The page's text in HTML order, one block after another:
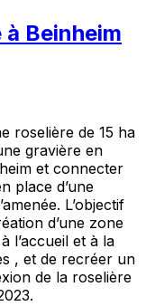
Beinheim
roselière de 15 ha
gravière en
et connecter
place d’une
L’objectif
d’une zone
l’accueil et à la
, et de recréer un
de la roselière